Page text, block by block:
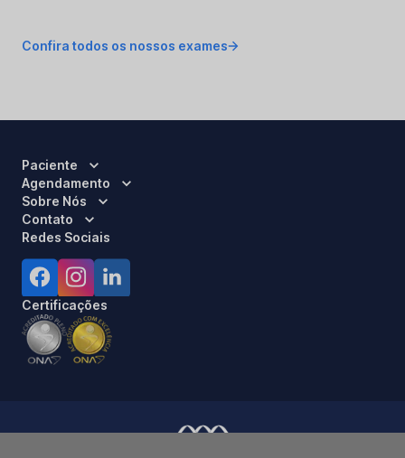
Confira todos os nossos exames
Paciente
Agendamento
Sobre Nós
Contato
Redes Sociais
Certificações